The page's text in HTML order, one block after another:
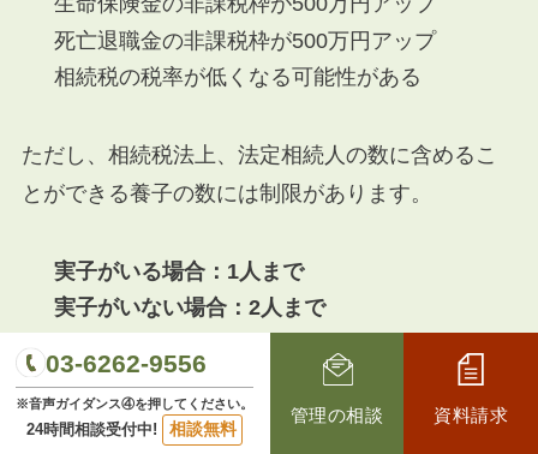
死亡退職金の非課税枠が500万円アップ
相続税の税率が低くなる可能性がある
ただし、相続税法上、法定相続人の数に含めるこ
とができる養子の数には制限があります。
実子がいる場合：1人まで
実子がいない場合：2人まで
また、孫を養子にした場合、その孫が受け取る相
続財産にかかる相続税は2割加算されるというデメ
03-6262-9556
※音声ガイダンス④を押してください。
24時間相談受付中! 相談無料
管理の相談 資料請求